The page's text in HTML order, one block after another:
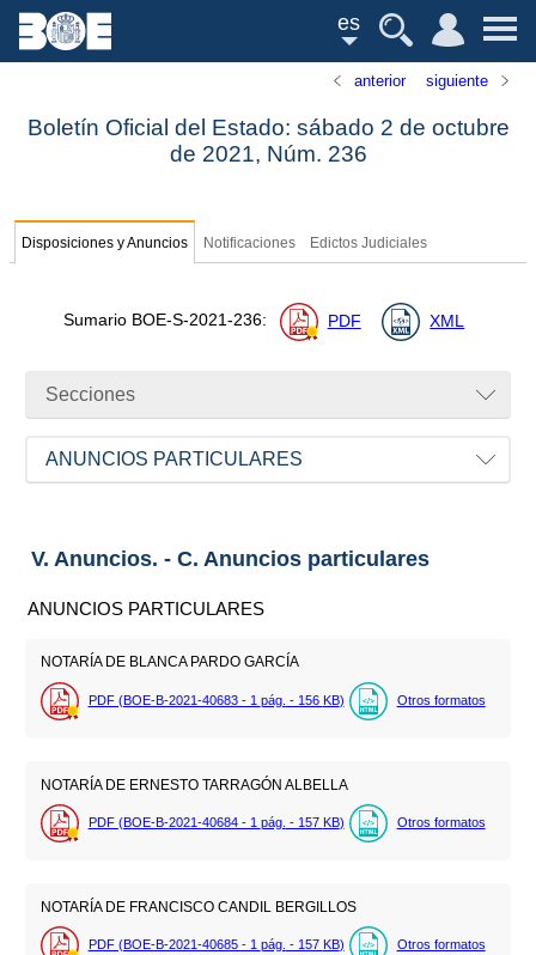
es
anterior siguiente
Boletín Oficial del Estado: sábado 2 de octubre
de 2021, Núm. 236
Disposiciones y Anuncios Notificaciones Edictos Judiciales
Sumario BOE-S-2021-236: PDF XML
Secciones
ANUNCIOS PARTICULARES
V. Anuncios. - C. Anuncios particulares
ANUNCIOS PARTICULARES
NOTARÍA DE BLANCA PARDO GARCÍA
PDF (BOE-B-2021-40683 - 1 pág. - 156 KB) Otros formatos
NOTARÍA DE ERNESTO TARRAGÓN ALBELLA
PDF (BOE-B-2021-40684 - 1 pág. - 157 KB) Otros formatos
NOTARÍA DE FRANCISCO CANDIL BERGILLOS
PDF (BOE-B-2021-40685 - 1 pág. - 157 KB) Otros formatos